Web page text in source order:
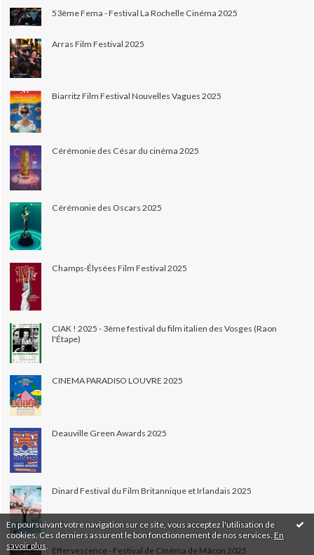
En poursuivant votre navigation sur ce site, vous acceptez l'utilisation de
cookies. Ces derniers assurent le bon fonctionnement de nos services. En
savoir plus
53ème Fema - Festival La Rochelle Cinéma 2025
Arras Film Festival 2025
Biarritz Film Festival Nouvelles Vagues 2025
Cérémonie des César du cinéma 2025
Cérémonie des Oscars 2025
Champs-Élysées Film Festival 2025
CIAK ! 2025 - 3ème festival du film italien des Vosges (Raon
l'Étape)
CINEMA PARADISO LOUVRE 2025
Deauville Green Awards 2025
Dinard Festival du Film Britannique et Irlandais 2025
Effervescence - Festival de Cinéma de Mâcon 2025